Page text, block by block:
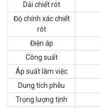
Dải chiết rót
Độ chính xác chiết
rót
Điện áp
Công suất
Áp suất làm việc
Dung tích phễu
Trọng lượng tịnh